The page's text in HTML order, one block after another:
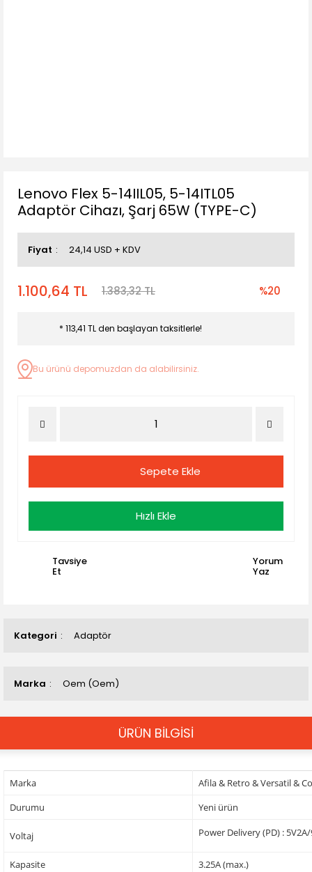
Kategori Adaptör
Marka Oem (Oem)
Lenovo Flex 5-14IIL05, 5-14ITL05
Adaptör Cihazı, Şarj 65W (TYPE-C)
Fiyat 24,14 USD + KDV
1.100,64 TL 1.383,32 TL %20
* 113,41 TL den başlayan taksitlerle!
Bu ürünü depomuzdan da alabilirsiniz.
Sepete Ekle
Hızlı Ekle
Tavsiye
Et
Yorum
Yaz
ÜRÜN BİLGİSİ
Marka
Afila & Retro & Versatil &
Durumu
Yeni ürün
Voltaj Power Delivery (PD) :
Kapasite 3.25A (max.)